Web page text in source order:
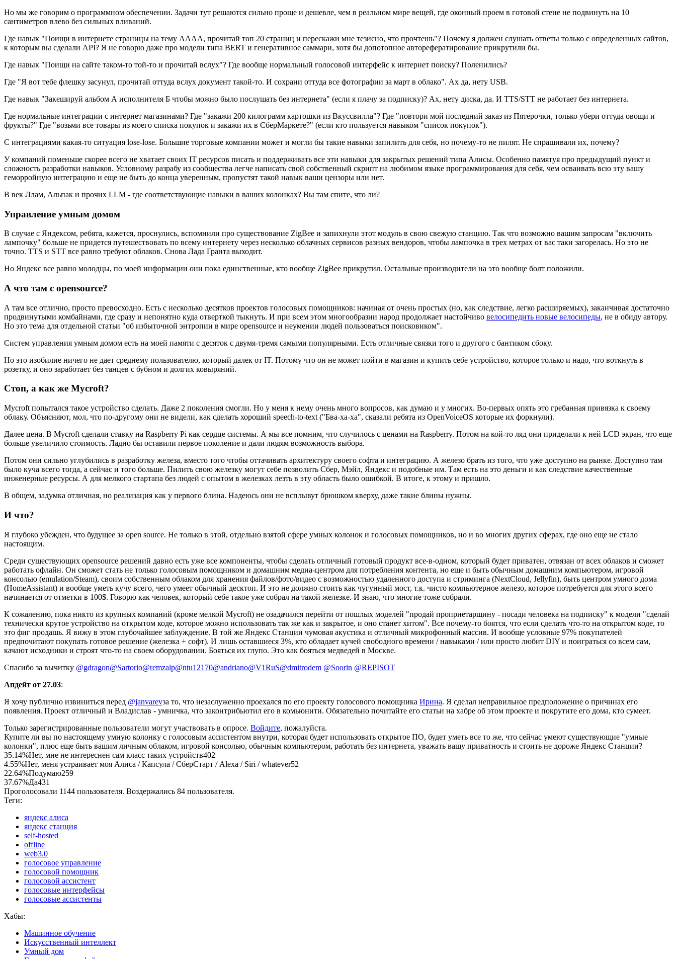
Но мы же говорим о программном обеспечении. Задачи тут решаются сильно проще и дешевле, чем в реальном мире вещей, где оконный проем в готовой стене не подвинуть на 10
сантиметров влево без сильных вливаний.
Где навык "Поищи в интернете страницы на тему АААА, прочитай топ 20 страниц и перескажи мне тезисно, что прочтешь"? Почему я должен слушать ответы только с определенных сайтов,
к которым вы сделали API? Я не говорю даже про модели типа BERT и генеративное саммари, хотя бы допотопное авторефератирование прикрутили бы.
Где навык "Поищи на сайте таком-то той-то и прочитай вслух"? Где вообще нормальный голосовой интерфейс к интернет поиску? Поленились?
Где "Я вот тебе флешку засунул, прочитай оттуда вслух документ такой-то. И сохрани оттуда все фотографии за март в облако". Ах да, нету USB.
Где навык "Закешируй альбом А исполнителя Б чтобы можно было послушать без интернета" (если я плачу за подписку)? Ах, нету диска, да. И TTS/STT не работает без интернета.
Где нормальные интеграции с интернет магазинами? Где "закажи 200 килограмм картошки из Вкуссвилла"? Где "повтори мой последний заказ из Пятерочки, только убери оттуда овощи и
фрукты?" Где "возьми все товары из моего списка покупок и закажи их в СберМаркете?" (если кто пользуется навыком "список покупок").
С интеграциями какая-то ситуация lose-lose. Большие торговые компании может и могли бы такие навыки запилить для себя, но почему-то не пилят. Не спрашивали их, почему?
У компаний поменьше скорее всего не хватает своих IT ресурсов писать и поддерживать все эти навыки для закрытых решений типа Алисы. Особенно памятуя про предыдущий пункт и
сложность разработки навыков. Условному разрабу из сообщества легче написать свой собственный скрипт на любимом языке программирования для себя, чем осваивать всю эту вашу
геморройную интеграцию и еще не быть до конца уверенным, пропустят такой навык ваши цензоры или нет.
В век Ллам, Альпак и прочих LLM - где соответствующие навыки в ваших колонках? Вы там спите, что ли?
Управление умным домом
В случае с Яндексом, ребята, кажется, проснулись, вспомнили про существование ZigBee и запихнули этот модуль в свою свежую станцию. Так что возможно вашим запросам "включить
лампочку" больше не придется путешествовать по всему интернету через несколько облачных сервисов разных вендоров, чтобы лампочка в трех метрах от вас таки загорелась. Но это не
точно. TTS и STT все равно требуют облаков. Снова Лада Гранта выходит.
Но Яндекс все равно молодцы, по моей информации они пока единственные, кто вообще ZigBee прикрутил. Остальные производители на это вообще болт положили.
А что там с opensource?
А там все отлично, просто превосходно. Есть с несколько десятков проектов голосовых помощников: начиная от очень простых (но, как следствие, легко расширяемых), заканчивая достаточно
продвинутыми комбайнами, где сразу и непонятно куда отверткой тыкнуть. И при всем этом многообразии народ продолжает настойчиво велосипедить новые велосипеды, не в обиду автору.
Но это тема для отдельной статьи "об избыточной энтропии в мире opensource и неумении людей пользоваться поисковиком".
Систем управления умным домом есть на моей памяти с десяток с двумя-тремя самыми популярными. Есть отличные связки того и другого с бантиком сбоку.
Но это изобилие ничего не дает среднему пользователю, который далек от IT. Потому что он не может пойти в магазин и купить себе устройство, которое только и надо, что воткнуть в
розетку, и оно заработает без танцев с бубном и долгих ковыряний.
Стоп, а как же Mycroft?
Mycroft попытался такое устройство сделать. Даже 2 поколения смогли. Но у меня к нему очень много вопросов, как думаю и у многих. Во-первых опять это гребанная привязка к своему
облаку. Объясняют, мол, что по-другому они не видели, как сделать хороший speech-to-text ("Бва-ха-ха", сказали ребята из OpenVoiceOS которые их форкнули).
Далее цена. В Mycroft сделали ставку на Raspberry Pi как сердце системы. А мы все помним, что случилось с ценами на Raspberry. Потом на кой-то ляд они приделали к ней LCD экран, что еще
больше увеличило стоимость. Ладно бы оставили первое поколение и дали людям возможность выбора.
Потом они сильно углубились в разработку железа, вместо того чтобы оттачивать архитектуру своего софта и интеграцию. А железо брать из того, что уже доступно на рынке. Доступно там
было куча всего тогда, а сейчас и того больше. Пилить свою железку могут себе позволить Сбер, Мэйл, Яндекс и подобные им. Там есть на это деньги и как следствие качественные
инженерные ресурсы. А для мелкого стартапа без людей с опытом в железках лезть в эту область было ошибкой. В итоге, к этому и пришло.
В общем, задумка отличная, но реализация как у первого блина. Надеюсь они не всплывут брюшком кверху, даже такие блины нужны.
И что?
Я глубоко убежден, что будущее за open source. Не только в этой, отдельно взятой сфере умных колонок и голосовых помощников, но и во многих других сферах, где оно еще не стало
настоящим.
Среди существующих opensource решений давно есть уже все компоненты, чтобы сделать отличный готовый продукт все-в-одном, который будет приватен, отвязан от всех облаков и сможет
работать офлайн. Он сможет стать не только голосовым помощником и домашним медиа-центром для потребления контента, но еще и быть обычным домашним компьютером, игровой
консолью (emulation/Steam), своим собственным облаком для хранения файлов/фото/видео с возможностью удаленного доступа и стриминга (NextCloud, Jellyfin), быть центром умного дома
(HomeAssistant) и вообще уметь кучу всего, чего умеет обычный десктоп. И это не должно стоить как чугунный мост, т.к. чисто компьютерное железо, которое потребуется для этого всего
начинается от отметки в 100$. Говорю как человек, который себе такое уже собрал на такой железке. И знаю, что многие тоже собрали.
К сожалению, пока никто из крупных компаний (кроме мелкой Mycroft) не озадачился перейти от пошлых моделей "продай проприетарщину - посади человека на подписку" к модели "сделай
технически крутое устройство на открытом коде, которое можно использовать так же как и закрытое, и оно станет хитом". Все почему-то боятся, что если сделать что-то на открытом коде, то
это фиг продашь. Я вижу в этом глубочайшее заблуждение. В той же Яндекс Станции чумовая акустика и отличный микрофонный массив. И вообще условные 97% покупателей
предпочитают покупать готовое решение (железка + софт). И лишь оставшиеся 3%, кто обладает кучей свободного времени / навыками / или просто любит DIY и поиграться со всем сам,
качают исходники и строят что-то на своем оборудовании. Бояться их глупо. Это как бояться медведей в Москве.
Спасибо за вычитку @gdragon@Sartorio@remzalp@ntu12170@andriano@V1RuS@dmitrodem @Soorin @REPISOT
Апдейт от 27.03:
Я хочу публично извиниться перед @janvarevза то, что незаслуженно проехался по его проекту голосового помощника Ирина. Я сделал неправильное предположение о причинах его
появления. Проект отличный и Владислав - умничка, что законтрибьютил его в комьюнити. Обязательно почитайте его статьи на хабре об этом проекте и покрутите его дома, кто сумеет.
Только зарегистрированные пользователи могут участвовать в опросе. Войдите, пожалуйста.
Купите ли вы по настоящему умную колонку с голосовым ассистентом внутри, которая будет использовать открытое ПО, будет уметь все то же, что сейчас умеют существующие "умные
колонки", плюс еще быть вашим личным облаком, игровой консолью, обычным компьютером, работать без интернета, уважать вашу приватность и стоить не дороже Яндекс Станции?
35.14%Нет, мне не интереснен сам класс таких устройств402
4.55%Нет, меня устраивает моя Алиса / Капсула / СберСтарт / Alexa / Siri / whatever52
22.64%Подумаю259
37.67%Да431
Проголосовали 1144 пользователя. Воздержались 84 пользователя.
Теги:
яндекс алиса
яндекс станция
self-hosted
offline
web3.0
голосовое управление
голосовой помощник
голосовой ассистент
голосовые интерфейсы
голосовые ассистенты
Хабы:
Машинное обучение
Искусственный интеллект
Умный дом